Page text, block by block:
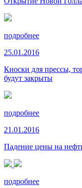
подробнее
25.01.2016
Киоски для прессы,
будут закрыты
подробнее
21.01.2016
Падение цены на
подробнее